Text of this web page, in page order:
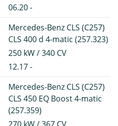
06.20 -
Mercedes-Benz CLS (C257)
CLS 400 d 4-matic (257.323)
250 kW / 340 CV
12.17 -
Mercedes-Benz CLS (C257)
CLS 450 EQ Boost 4-matic
(257.359)